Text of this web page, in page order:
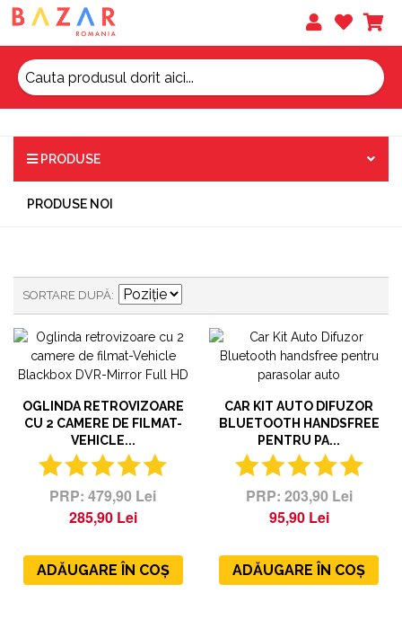
PRODUSE
PRODUSE NOI
SORTARE DUPĂ
OGLINDA RETROVIZOARE
CU 2 CAMERE DE FILMAT-
VEHICLE...
479,90 Lei
285,90 Lei
ADĂUGARE ÎN COȘ
CAR KIT AUTO DIFUZOR
BLUETOOTH HANDSFREE
PENTRU PA...
203,90 Lei
95,90 Lei
ADĂUGARE ÎN COȘ